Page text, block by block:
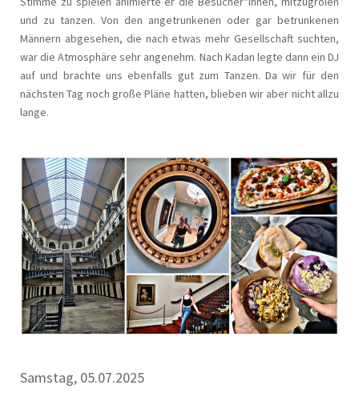
und zu tanzen. Von den angetrunkenen oder gar betrunkenen
Männern abgesehen, die nach etwas mehr Gesellschaft suchten,
war die Atmosphäre sehr angenehm. Nach Kadan legte dann ein DJ
auf und brachte uns ebenfalls gut zum Tanzen. Da wir für den
nächsten Tag noch große Pläne hatten, blieben wir aber nicht allzu
lange.
Samstag, 05.07.2025